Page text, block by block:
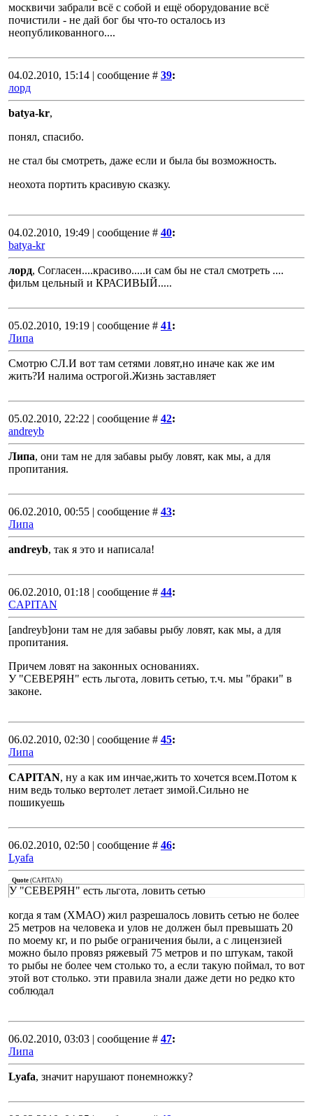
москвичи забрали всё с собой и ещё оборудование всё
почистили - не дай бог бы что-то осталось из
неопубликованного....
04.02.2010, 15:14 | сообщение # 39:
лорд
batya-kr,
понял, спасибо.
не стал бы смотреть, даже если и была бы возможность.
неохота портить красивую сказку.
04.02.2010, 19:49 | сообщение # 40:
batya-kr
лорд, Согласен....красиво.....и сам бы не стал смотреть ....
фильм цельный и КРАСИВЫЙ.....
05.02.2010, 19:19 | сообщение # 41:
Липа
Cмотрю СЛ.И вот там сетями ловят,но иначе как же им
жить?И налима острогой.Жизнь заставляет
05.02.2010, 22:22 | сообщение # 42:
andreyb
Липа, они там не для забавы рыбу ловят, как мы, а для
пропитания.
06.02.2010, 00:55 | сообщение # 43:
Липа
andreyb, так я это и написала!
06.02.2010, 01:18 | сообщение # 44:
CAPITAN
[andreyb]они там не для забавы рыбу ловят, как мы, а для
пропитания.
Причем ловят на законных основаниях.
У "СЕВЕРЯН" есть льгота, ловить сетью, т.ч. мы "браки" в
законе.
06.02.2010, 02:30 | сообщение # 45:
Липа
CAPITAN, ну а как им инчае,жить то хочется всем.Потом к
ним ведь только вертолет летает зимой.Сильно не
пошикуешь
06.02.2010, 02:50 | сообщение # 46:
Lyafa
Quote (CAPITAN)
У "СЕВЕРЯН" есть льгота, ловить сетью
когда я там (ХМАО) жил разрешалось ловить сетью не более
25 метров на человека и улов не должен был превышать 20
по моему кг, и по рыбе ограничения были, а с лицензией
можно было провяз ряжевый 75 метров и по штукам, такой
то рыбы не более чем столько то, а если такую поймал, то вот
этой вот столько. эти правила знали даже дети но редко кто
соблюдал
06.02.2010, 03:03 | сообщение # 47:
Липа
Lyafa, значит нарушают понемножку?